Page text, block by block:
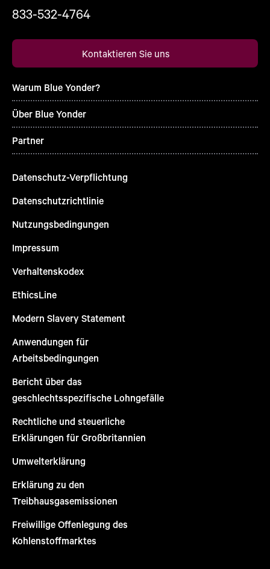
833-532-4764
Kontaktieren Sie uns
Warum Blue Yonder?
Über Blue Yonder
Partner
Datenschutz-Verpflichtung
Datenschutzrichtlinie
Nutzungsbedingungen
Impressum
Verhaltenskodex
EthicsLine
Modern Slavery Statement
Anwendungen für
Arbeitsbedingungen
Bericht über das
geschlechtsspezifische Lohngefälle
Rechtliche und steuerliche
Erklärungen für Großbritannien
Umwelterklärung
Erklärung zu den
Treibhausgasemissionen
Freiwillige Offenlegung des
Kohlenstoffmarktes